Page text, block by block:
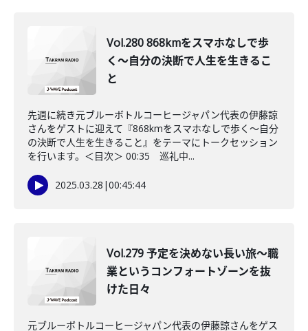
Vol.280 868kmをスマホなしで歩
く〜自分の決断で人生を生きるこ
と
先週に続き元ブルーボトルコーヒージャパン代表の伊藤諒
さんをゲストに迎えて『868kmをスマホなしで歩く〜自分
の決断で人生を生きること』をテーマにトークセッション
を行います。＜目次＞ 00:35 巡礼中...
2025.03.28 |00:45:44
Vol.279 予定を決めない長い旅〜職
業というコンフォートゾーンを抜
けた日々
元ブルーボトルコーヒージャパン代表の伊藤諒さんをゲス